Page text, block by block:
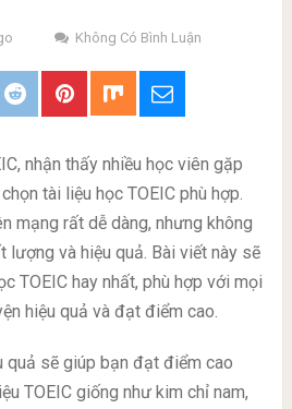
Không Có Bình Luận
nhận thấy nhiều học viên gặp
tài liệu học TOEIC phù hợp.
mạng rất dễ dàng, nhưng không
lượng và hiệu quả. Bài viết này sẽ
TOEIC hay nhất, phù hợp với mọi
hiệu quả và đạt điểm cao.
quả sẽ giúp bạn đạt điểm cao
TOEIC giống như kim chỉ nam,